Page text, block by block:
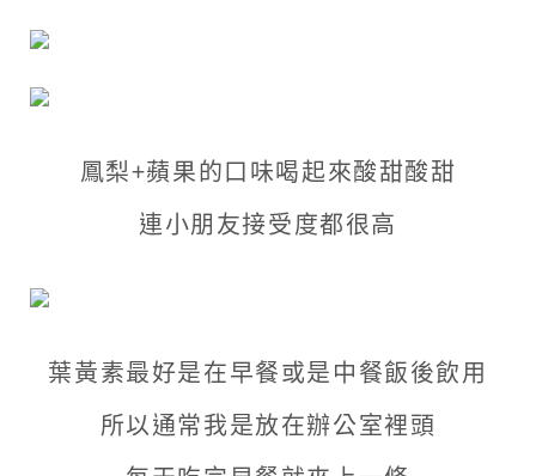
鳳梨+蘋果的口味喝起來酸甜酸甜
連小朋友接受度都很高
葉黃素最好是在早餐或是中餐飯後飲用
所以通常我是放在辦公室裡頭